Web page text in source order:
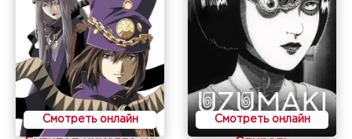
Смотреть онлайн Смотреть онлайн